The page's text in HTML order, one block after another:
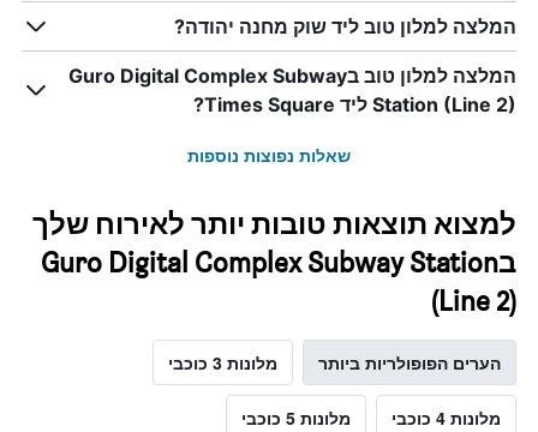
המלצה למלון טוב ליד שוק מחנה יהודה?
המלצה למלון טוב בGuro Digital Complex Subway
Station (Line 2) ליד Times Square?
שאלות נפוצות נוספות
למצוא תוצאות טובות יותר לאירוח שלך
בGuro Digital Complex Subway Station
(Line 2)
הערים הפופולריות ביותר מלונות 3 כוכבי
מלונות 4 כוכבי מלונות 5 כוכבי